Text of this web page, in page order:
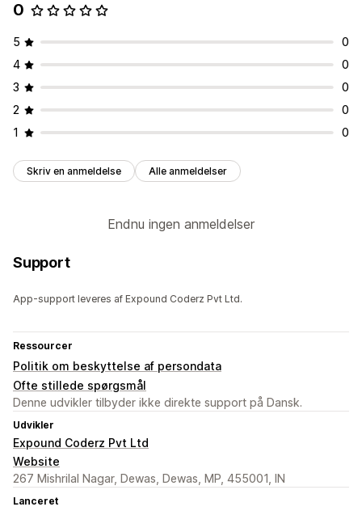
0
5
0
4
0
3
0
2
0
1
0
Skriv en anmeldelse Alle anmeldelser
Endnu ingen anmeldelser
Support
App-support leveres af Expound Coderz Pvt Ltd.
Ressourcer
Politik om beskyttelse af persondata
Ofte stillede spørgsmål
Denne udvikler tilbyder ikke direkte support på Dansk.
Udvikler
Expound Coderz Pvt Ltd
Website
267 Mishrilal Nagar, Dewas, Dewas, MP, 455001, IN
Lanceret